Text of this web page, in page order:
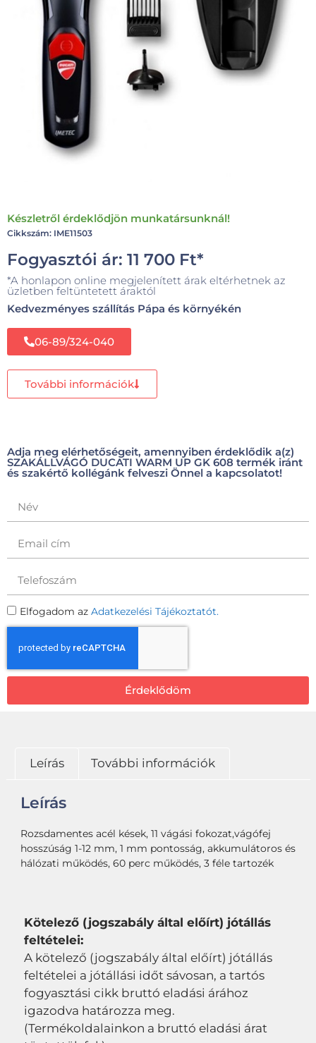
Készletről érdeklődjön munkatársunknál!
Cikkszám: IME11503
Fogyasztói ár: 11 700 Ft*
*A honlapon online megjelenített árak eltérhetnek az
üzletben feltüntetett áraktól
Kedvezményes szállítás Pápa és környékén
06-89/324-040
További információk
Adja meg elérhetőségeit, amennyiben érdeklődik a(z)
SZAKÁLLVÁGÓ DUCATI WARM UP GK 608 termék iránt
és szakértő kollégánk felveszi Önnel a kapcsolatot!
Elfogadom az Adatkezelési Tájékoztatót.
Érdeklődöm
Leírás További információk
Leírás
Rozsdamentes acél kések, 11 vágási fokozat,vágófej
hosszúság 1-12 mm, 1 mm pontosság, akkumulátoros és
hálózati működés, 60 perc működés, 3 féle tartozék
Kötelező (jogszabály által előírt) jótállás
feltételei:
A kötelező (jogszabály által előírt) jótállás
feltételei a jótállási időt sávosan, a tartós
fogyasztási cikk bruttó eladási árához
igazodva határozza meg.
(Termékoldalainkon a bruttó eladási árat